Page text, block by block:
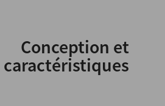
Conception et
caractéristiques